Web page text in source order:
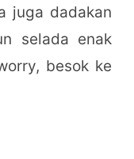
juga dadakan
selada enak
besok ke